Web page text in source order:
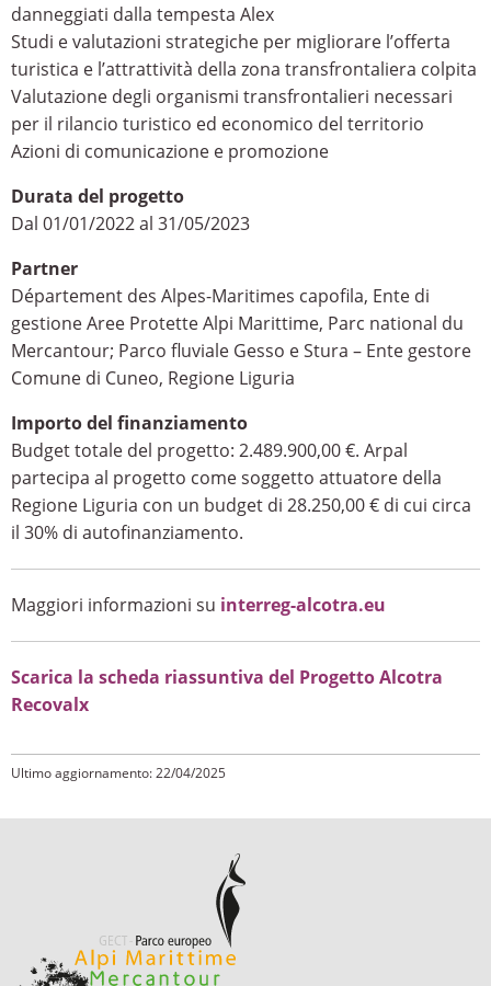
danneggiati dalla tempesta Alex
Studi e valutazioni strategiche per migliorare l’offerta
turistica e l’attrattività della zona transfrontaliera colpita
Valutazione degli organismi transfrontalieri necessari
per il rilancio turistico ed economico del territorio
Azioni di comunicazione e promozione
Durata del progetto
Dal 01/01/2022 al 31/05/2023
Partner
Département des Alpes-Maritimes capofila, Ente di
gestione Aree Protette Alpi Marittime, Parc national du
Mercantour; Parco fluviale Gesso e Stura – Ente gestore
Comune di Cuneo, Regione Liguria
Importo del finanziamento
Budget totale del progetto: 2.489.900,00 €. Arpal
partecipa al progetto come soggetto attuatore della
Regione Liguria con un budget di 28.250,00 € di cui circa
il 30% di autofinanziamento.
Maggiori informazioni su interreg-alcotra.eu
Scarica la scheda riassuntiva del Progetto Alcotra
Recovalx
Ultimo aggiornamento: 22/04/2025